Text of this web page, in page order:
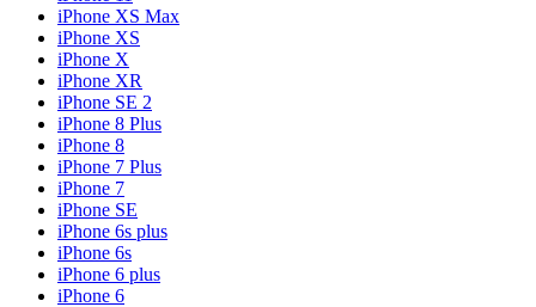
iPhone XS Max
iPhone XS
iPhone X
iPhone XR
iPhone SE 2
iPhone 8 Plus
iPhone 8
iPhone 7 Plus
iPhone 7
iPhone SE
iPhone 6s plus
iPhone 6s
iPhone 6 plus
iPhone 6